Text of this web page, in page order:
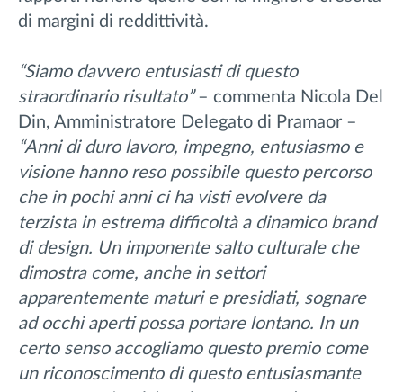
di margini di reddittività.
“Siamo davvero entusiasti di questo
straordinario risultato”– commenta Nicola Del
Din, Amministratore Delegato di Pramaor –
“Anni di duro lavoro, impegno, entusiasmo e
visione hanno reso possibile questo percorso
che in pochi anni ci ha visti evolvere da
terzista in estrema difficoltà a dinamico brand
di design. Un imponente salto culturale che
dimostra come, anche in settori
apparentemente maturi e presidiati, sognare
ad occhi aperti possa portare lontano. In un
certo senso accogliamo questo premio come
un riconoscimento di questo entusiasmante